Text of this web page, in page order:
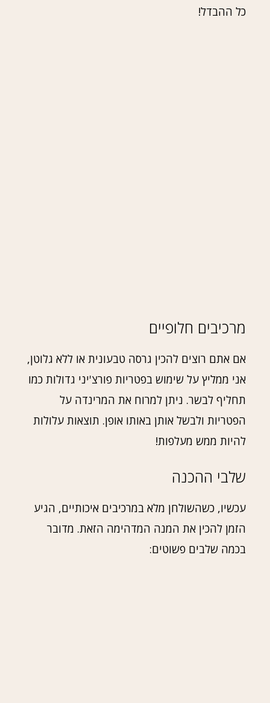
כל ההבדל!
מרכיבים חלופיים
אם אתם רוצים להכין גרסה טבעונית או ללא גלוטן,
אני ממליץ על שימוש בפטריות פורצ'יני גדולות כמו
תחליף לבשר. ניתן למרוח את המרינדה על
הפטריות ולבשל אותן באותו אופן. תוצאות עלולות
להיות ממש מעלפות!
שלבי ההכנה
עכשיו, כשהשולחן מלא במרכיבים איכותיים, הגיע
הזמן להכין את המנה המדהימה הזאת. מדובר
בכמה שלבים פשוטים: